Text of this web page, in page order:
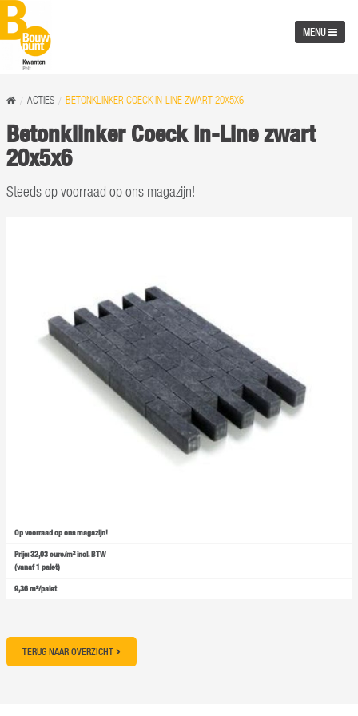
MENU
ACTIES BETONKLINKER COECK IN-LINE ZWART 20X5X6
Betonklinker Coeck In-Line zwart
20x5x6
Steeds op voorraad op ons magazijn!
Op voorraad op ons magazijn!
Prijs: 32,03 euro/m² incl. BTW
(vanaf 1 palet)
9,36 m²/palet
TERUG NAAR OVERZICHT